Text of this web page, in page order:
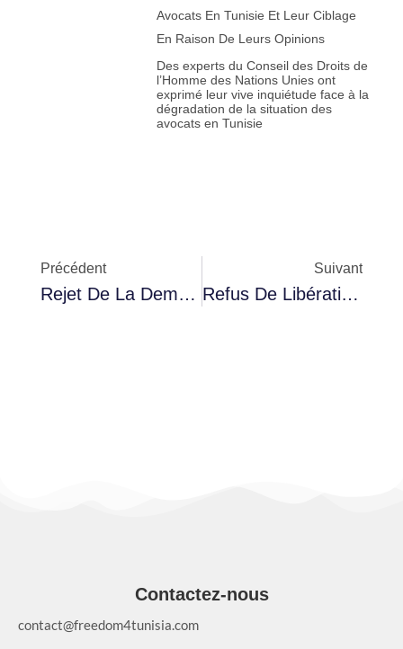
Avocats En Tunisie Et Leur Ciblage
En Raison De Leurs Opinions
Des experts du Conseil des Droits de
l’Homme des Nations Unies ont
exprimé leur vive inquiétude face à la
dégradation de la situation des
avocats en Tunisie
Précédent
Rejet De La Demande De Libération Des Accusés Dans L’affaire De « Facilitation De Voyages Vers Des Zones De Conflit »
Suivant
Refus De Libération Du Juge Tayeb Rached Et Report De L’affaire À Décembre
Contactez-nous
contact@freedom4tunisia.com